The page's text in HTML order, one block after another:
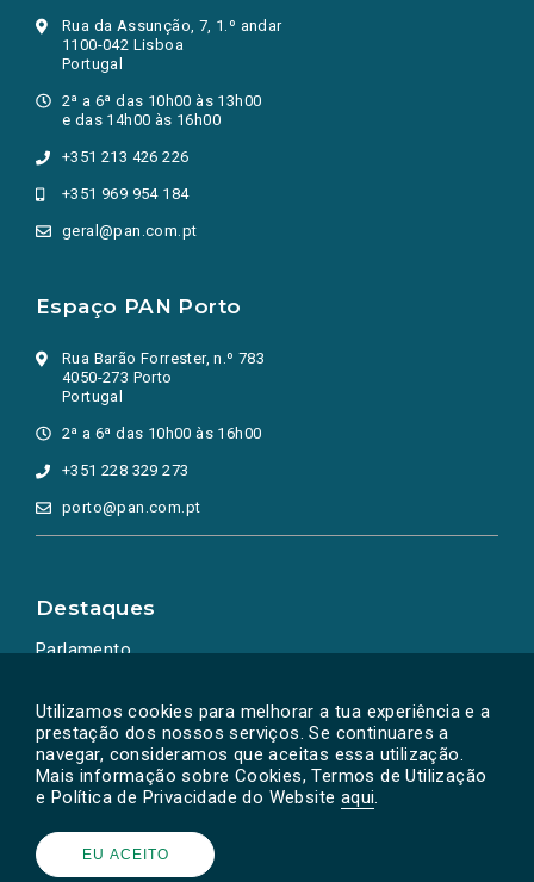
Utilizamos cookies para melhorar a tua experiência e a
prestação dos nossos serviços. Se continuares a
navegar, consideramos que aceitas essa utilização.
Mais informação sobre Cookies, Termos de Utilização
e Política de Privacidade do Website aqui.
EU ACEITO
Rua da Assunção, 7, 1.º andar
1100-042 Lisboa
Portugal
2ª a 6ª das 10h00 às 13h00
e das 14h00 às 16h00
+351 213 426 226
+351 969 954 184
geral@pan.com.pt
Espaço PAN Porto
Rua Barão Forrester, n.º 783
4050-273 Porto
Portugal
2ª a 6ª das 10h00 às 16h00
+351 228 329 273
porto@pan.com.pt
Destaques
Parlamento
Powered by © PAN 2026